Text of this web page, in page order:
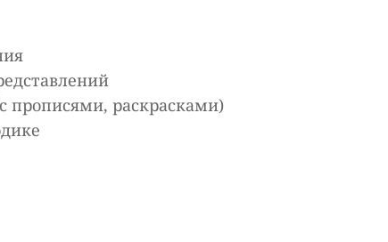
прописями, раскрасками)